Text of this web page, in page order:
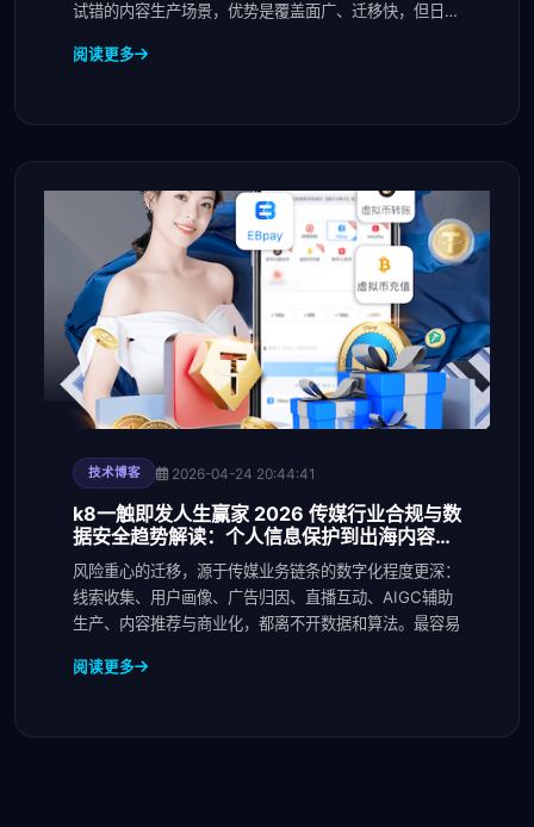
试错的内容生产场景，优势是覆盖面广、迁移快，但日常
阅读更多
技术博客 2026-04-24 20:44:41
k8一触即发人生赢家 2026 传媒行业合规与数
据安全趋势解读：个人信息保护到出海内容审
核的关键变化
风险重心的迁移，源于传媒业务链条的数字化程度更深：
线索收集、用户画像、广告归因、直播互动、AIGC辅助
生产、内容推荐与商业化，都离不开数据和算法。最容易
阅读更多